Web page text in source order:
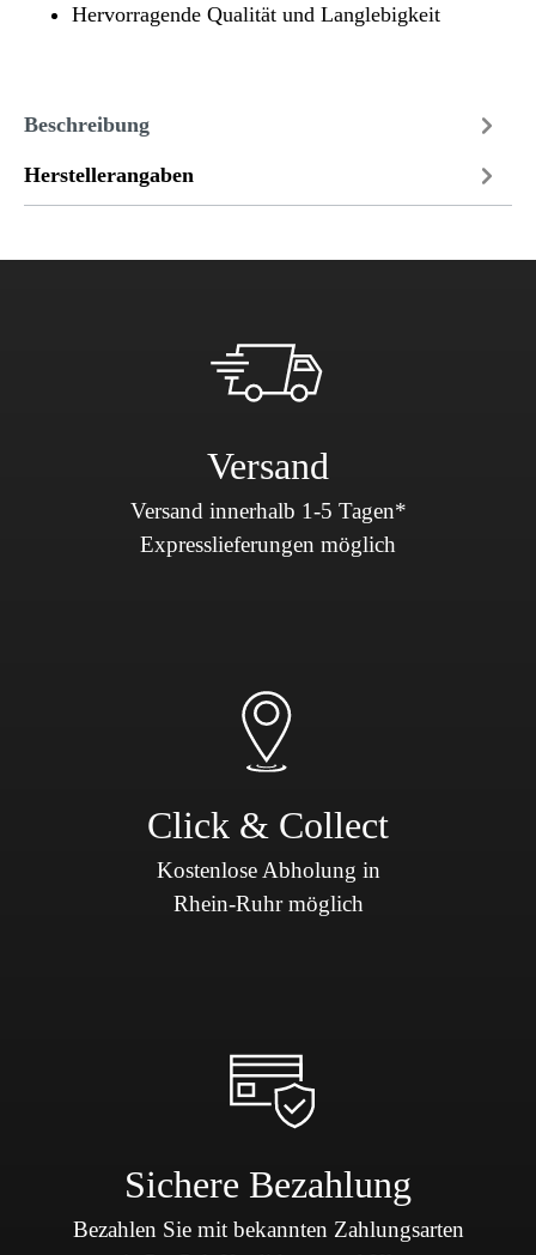
Hervorragende Qualität und Langlebigkeit
Beschreibung
Herstellerangaben
Versand
Versand innerhalb 1-5 Tagen*
Expresslieferungen möglich
Click & Collect
Kostenlose Abholung in
Rhein-Ruhr möglich
Sichere Bezahlung
Bezahlen Sie mit bekannten Zahlungsarten